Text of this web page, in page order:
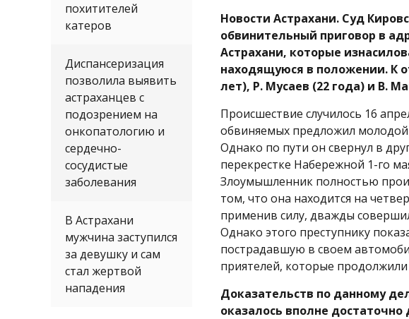
похитителей
катеров
Диспансеризация
позволила выявить
астраханцев с
подозрением на
онкопатологию и
сердечно-
сосудистые
заболевания
В Астрахани
мужчина заступился
за девушку и сам
стал жертвой
нападения
Новости Астрахани. Суд
обвинительный приговор в
Астрахани, которые
находящуюся в положении. К
лет), Р. Мусаев (22 года) и В.
Происшествие случилось 16
обвиняемых предложил
Однако по пути он свернул в
перекрестке Набережной 1-го
Злоумышленник полностью
том, что она находится на
применив силу, дважды
Однако этого преступнику
пострадавшую в своем
приятелей, которые
Доказательств по данному
оказалось вполне